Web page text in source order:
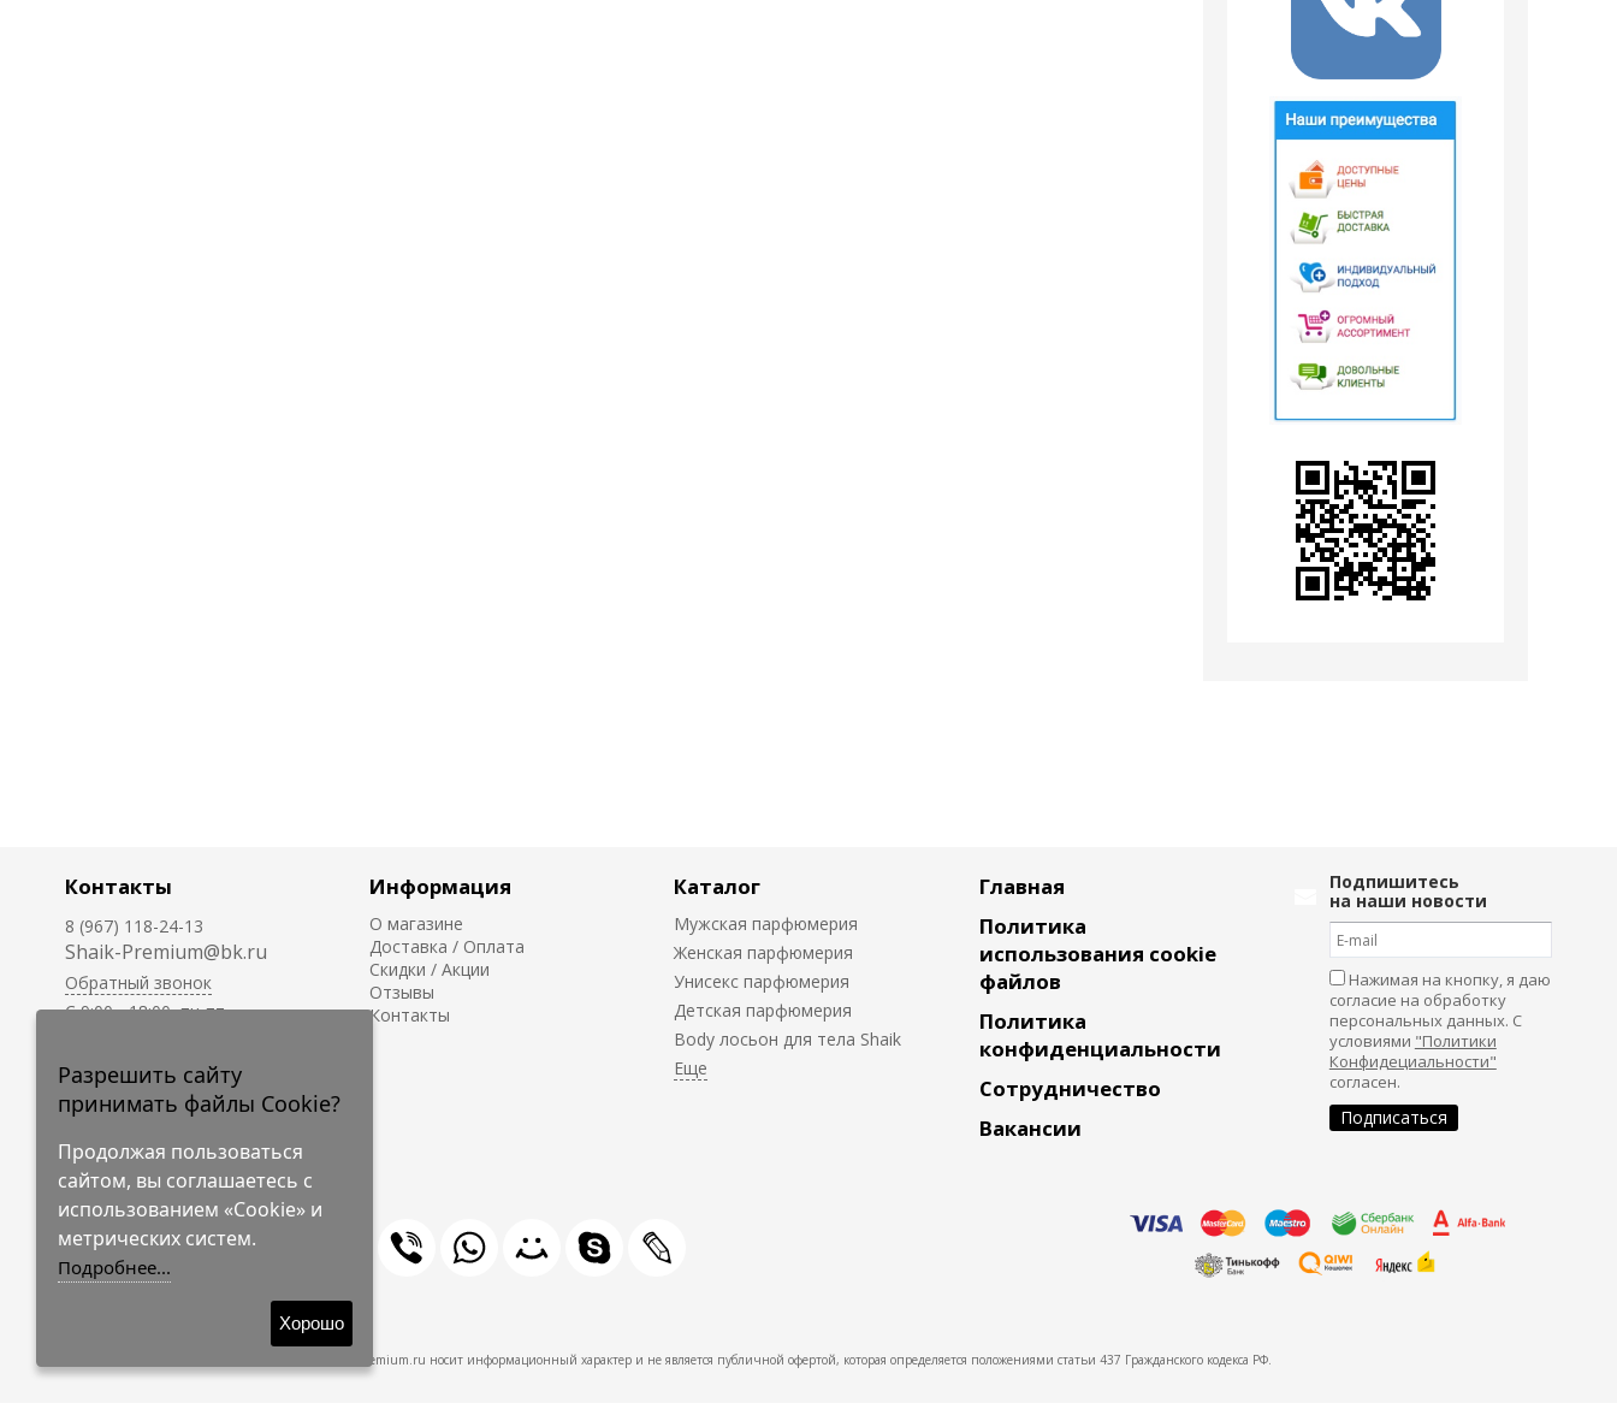
Контакты
8 (967) 118-24-13
Shaik-Premium@bk.ru
Обратный звонок
C 9:00 - 18:00, пн-пт
круглосуточно.
Информация
О магазине
Доставка / Оплата
Скидки / Акции
Отзывы
Контакты
Каталог
Мужская парфюмерия
Женская парфюмерия
Унисекс парфюмерия
Детская парфюмерия
Body лосьон для тела Shaik
Главная
Политика
использования cookie
файлов
Политика
конфиденциальности
Сотрудничество
Вакансии
Подпишитесь
на наши новости
Нажимая на кнопку, я даю
согласие на обработку
персональных данных. С
условиями "Политики
Конфидециальности"
согласен.
© 2009-2026 Shaik-Premium
Shaik-Premium.ru носит информационный характер и не является публичной офертой, которая определяется положениями статьи 437 Гражданского кодекса РФ.
Разрешить сайту
принимать файлы Cookie?
Продолжая пользоваться
сайтом, вы соглашаетесь с
использованием «Cookie» и
метрических систем.
Подробнее...
Хорошо